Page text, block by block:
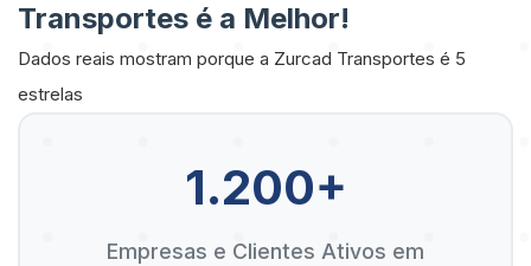
Transportes é a Melhor!
Dados reais mostram porque a Zurcad Transportes é 5
estrelas
1.200+
Empresas e Clientes Ativos em